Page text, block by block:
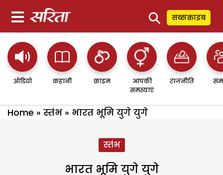
⚲ सब्सक्राइब
ऑडियो कहानी क्राइम
आपकी
समस्याएं
राजनीति
Home » स्तंभ » भारत भूमि युगे युगे
स्तंभ
भारत भूमि युगे युगे